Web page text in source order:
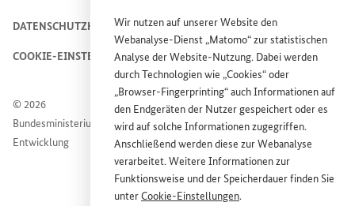
Wir nutzen auf unsererWebsite den
Webanalyse-Dienst „Matomo“ zur statistischen
Analyse derWebsite-Nutzung. Dabei werden
durch Technologien wie „Cookies“ oder
„Browser-Fingerprinting“ auch Informationen auf
den Endgeräten der Nutzer gespeichert oder es
wird auf solche Informationen zugegriffen.
Anschließend werden diese zur Webanalyse
verarbeitet. Weitere Informationen zur
Funktionsweise und der Speicherdauer finden Sie
unterCookie-Einstellungen.
© 2026
Bundesministerium für wirtschaftliche Zusammenarbeit und
Entwicklung
DATENSCHUTZHINWEIS
COOKIE-EINSTELLUNGEN